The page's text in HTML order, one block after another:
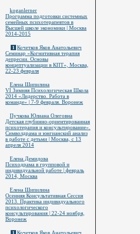
koganlerner
Программа подготовки системных
семейных психотерапевтов в
Высшей школе экономики | Москва
2014-2015
1 Кочетков Яков Анатольевич
Семинар «Когнитивная терапия
депресии. Основы
концептуализации в КПТ», Москва,
22-23 февраля
Елена Шипилина
VI Зимняя Психологическая Школа
2014 «Лидерство. Работа в
команде» | 7-9 февраля. Воронеж
Пучкова Юлиана Олеговна
Детская глубинно-ориентированная
психотерапия и консультирование».
Символдрама и юнгианский анализ
в работе с детьми | Москва, с 13
апреля 2014
Елена Демидова
Психодрама в групповой и
индивидуальной работе | февраль
2014, Москва
Елена Шипилина
Осенняя Консультативная Сессия
2013. Практика индивидуального
психологического
консультирования | 22-24 ноября,
Воронеж
1 Кочетков Яков Анатольевич